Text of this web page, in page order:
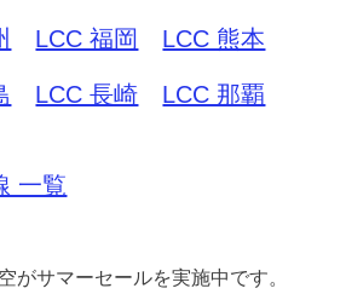
LCC 福岡 LCC 熊本
LCC 長崎
LCC 那覇
一覧
がサマーセールを実施中です。